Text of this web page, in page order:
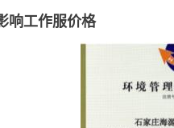
响工作服价格